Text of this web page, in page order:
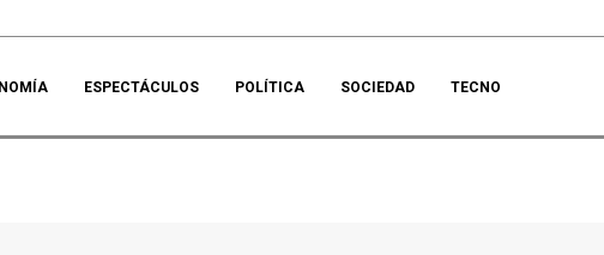
ESPECTÁCULOS POLÍTICA SOCIEDAD TECNO